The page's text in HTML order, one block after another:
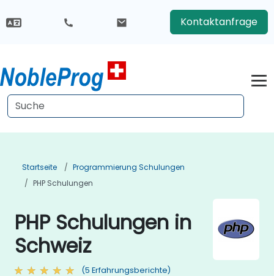
Kontaktanfrage
Startseite
Programmierung Schulungen
PHP Schulungen
PHP Schulungen in
Schweiz
(5 Erfahrungsberichte)